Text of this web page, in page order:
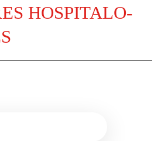
HOSPITALO-